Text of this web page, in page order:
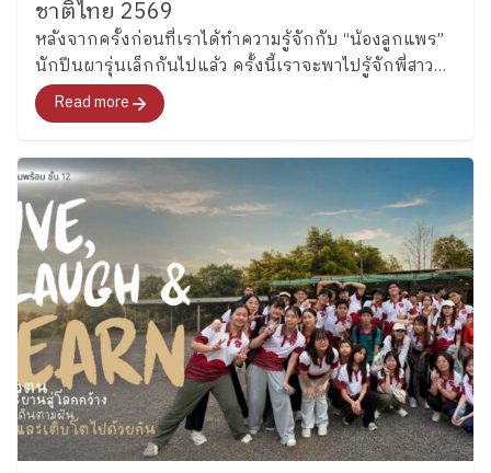
ชาติไทย 2569
หลังจากครั้งก่อนที่เราได้ทำความรู้จักกับ “น้องลูกแพร”
นักปีนผารุ่นเล็กกันไปแล้ว ครั้งนี้เราจะพาไปรู้จักพี่สาว
คนโต ซึ่งล่าสุดได้รับการคัดเลือกเป็นหนึ่งในนักกีฬาปีน
ผาเยาวชนทีมชาติไทย รุ่นอายุไม่เกิน 13 ปี ประเภท
เรือนงาม นักเรียนชั้น 6 โรงเรียนเพลินพัฒนา
Read more